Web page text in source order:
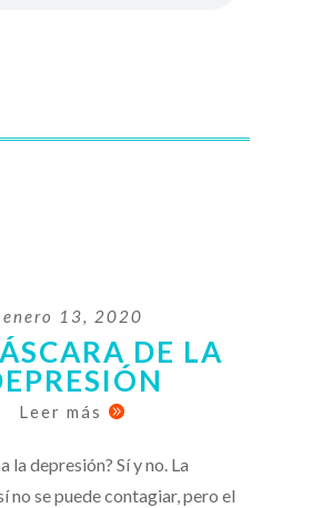
enero 13, 2020
DE LA
Leer más 
la depresión? Sí y no. La
no se puede contagiar, pero el